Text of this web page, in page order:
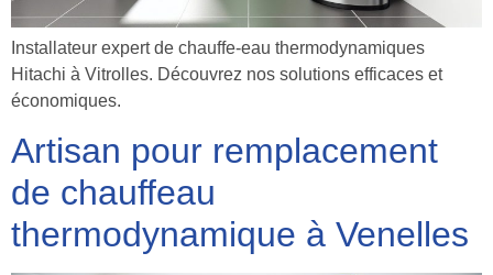
Installateur expert de chauffe-eau thermodynamiques
Hitachi à Vitrolles. Découvrez nos solutions efficaces et
économiques.
Artisan pour remplacement
de chauffeau
thermodynamique à Venelles